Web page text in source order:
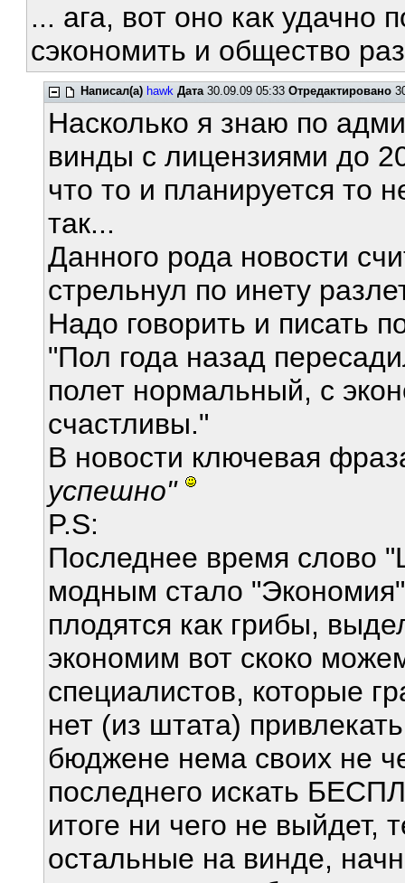
... ага, вот оно как удачно
сэкономить и общество
Написал(а) hawk Дата30.09.09 05:33Отредактировано
Насколько я знаю по
винды с лицензиями до
что то и планируется то
так...
Данного рода новости
стрельнул по инету
Надо говорить и писать
"Пол года назад
полет нормальный, с
счастливы."
В новости ключевая
успешно"
P.S:
Последнее время слово
модным стало
плодятся как грибы,
экономим вот скоко
специалистов, которые
нет (из штата)
бюджене нема своих не
последнего искать
итоге ни чего не выйдет,
остальные на винде,